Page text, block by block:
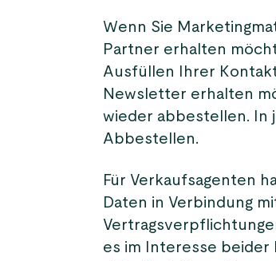
Wenn Sie
Partner erhalten
Ausfüllen Ihrer
Newsletter erhalten
wieder abbestellen. In
Abbestellen.
Für Verkaufsagenten
Daten in Verbindung
es im Interesse beider